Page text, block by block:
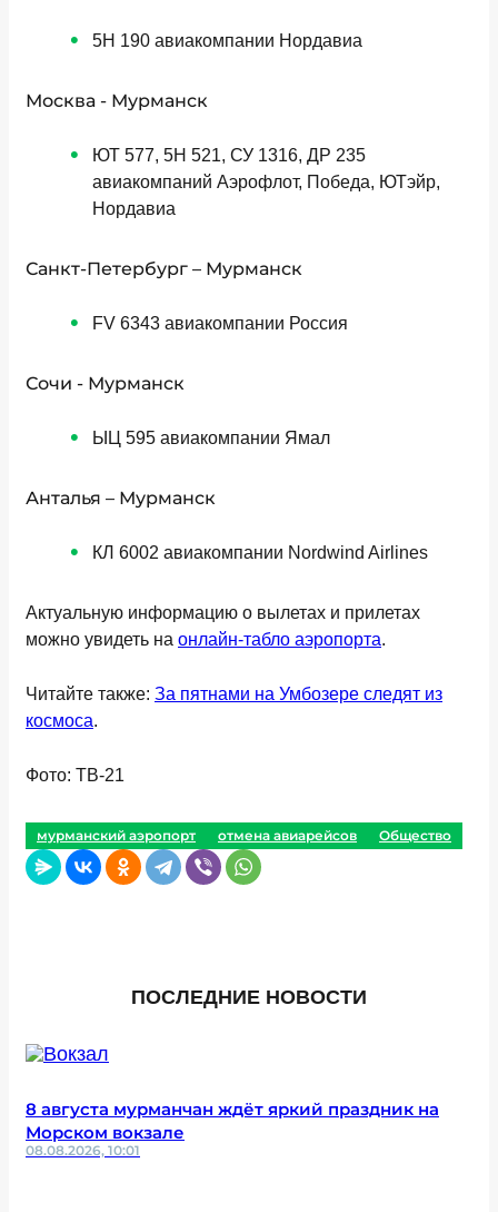
5Н 190 авиакомпании Нордавиа
Москва - Мурманск
ЮТ 577, 5Н 521, СУ 1316, ДР 235
авиакомпаний Аэрофлот, Победа, ЮТэйр,
Нордавиа
Санкт-Петербург – Мурманск
FV 6343 авиакомпании Россия
Сочи - Мурманск
ЫЦ 595 авиакомпании Ямал
Анталья – Мурманск
КЛ 6002 авиакомпании Nordwind Airlines
Актуальную информацию о вылетах и прилетах
можно увидеть на онлайн-табло аэропорта.
Читайте также: За пятнами на Умбозере следят из
космоса.
Фото: ТВ-21
мурманский аэропорт отмена авиарейсов Общество
ПОСЛЕДНИЕ НОВОСТИ
8 августа мурманчан ждёт яркий праздник на
Морском вокзале
08.08.2026, 10:01